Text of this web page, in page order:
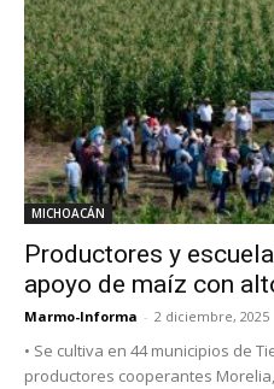
MICHOACÁN
Productores y
apoyo de maíz con
Marmo-Informa - 2 diciembre, 2025
• Se cultiva en 44 municipios de
productores cooperantes